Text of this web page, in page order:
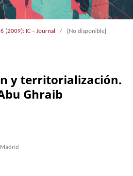
(2009): IC – Journal / [No disponible]
y territorialización.
Ghraib